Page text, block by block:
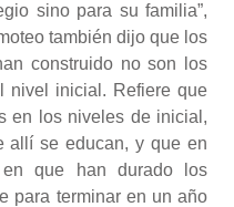
sino para su familia”,
también dijo que los
construido no son los
nivel inicial. Refiere que
en los niveles de inicial,
allí se educan, y que en
que han durado los
para terminar en un año